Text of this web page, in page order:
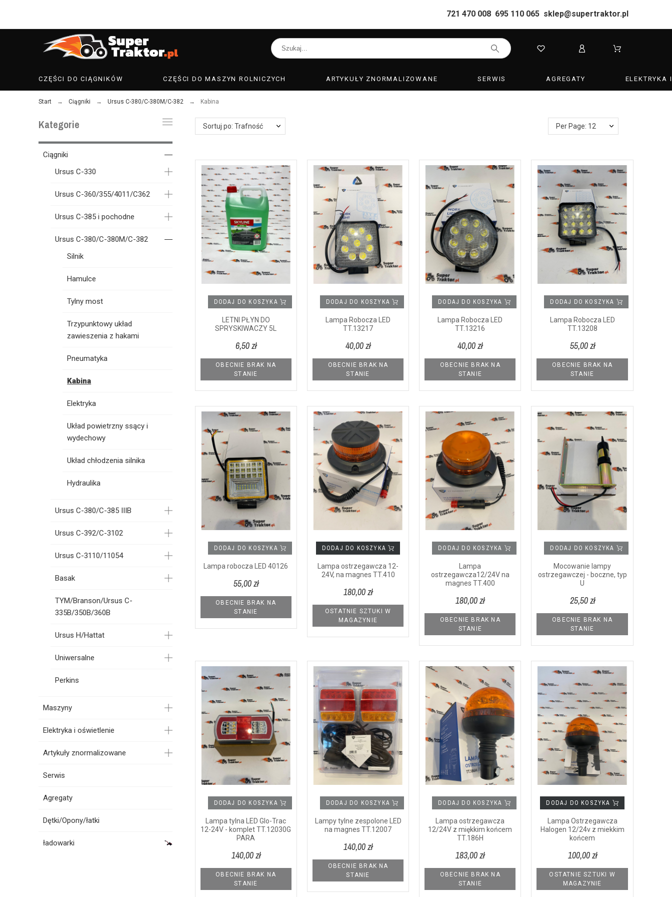
721 470 008 695 110 065 sklep@supertraktor.pl
CZĘŚCI DO CIĄGNIKÓW CZĘŚCI DO MASZYN ROLNICZYCH ARTYKUŁY ZNORMALIZOWANE SERWIS AGREGATY ELEKTRYKA
Start Ciągniki Ursus C-380/C-380M/C-382 Kabina
Kategorie
Ciągniki
Ursus C-330
Ursus C-360/355/4011/C362
Ursus C-385 i pochodne
Ursus C-380/C-380M/C-382
Silnik
Hamulce
Tylny most
Trzypunktowy układ
zawieszenia z hakami
Pneumatyka
Kabina
Elektryka
Układ powietrzny ssący i
wydechowy
Układ chłodzenia silnika
Hydraulika
Ursus C-380/C-385 IIIB
Ursus C-392/C-3102
Ursus C-3110/11054
Basak
TYM/Branson/Ursus C-
335B/350B/360B
Ursus H/Hattat
Uniwersalne
Perkins
Maszyny
Elektryka i oświetlenie
Artykuły znormalizowane
Serwis
Agregaty
Dętki/Opony/łatki
ładowarki
Sortuj po: Trafność Per Page: 12
DODAJ DO KOSZYKA
LETNI PŁYN DO
SPRYSKIWACZY 5L
6,50 zł
OBECNIE BRAK NA
STANIE
DODAJ DO KOSZYKA
Lampa Robocza LED
TT.13217
40,00 zł
OBECNIE BRAK NA
STANIE
DODAJ DO KOSZYKA
Lampa Robocza LED
TT.13216
40,00 zł
OBECNIE BRAK NA
STANIE
DODAJ DO KOSZYKA
Lampa Robocza LED
TT.13208
55,00 zł
OBECNIE BRAK NA
STANIE
DODAJ DO KOSZYKA
Lampa robocza LED 40126
55,00 zł
OBECNIE BRAK NA
STANIE
DODAJ DO KOSZYKA
Lampa ostrzegawcza 12-
24V, na magnes TT.410
180,00 zł
OSTATNIE SZTUKI W
MAGAZYNIE
DODAJ DO KOSZYKA
Lampa
ostrzegawcza12/24V na
magnes TT.400
180,00 zł
OBECNIE BRAK NA
STANIE
DODAJ DO KOSZYKA
Mocowanie lampy
ostrzegawczej - boczne, typ
U
25,50 zł
OBECNIE BRAK NA
STANIE
DODAJ DO KOSZYKA
Lampa tylna LED Glo-Trac
12-24V - komplet TT.12030G
PARA
140,00 zł
OBECNIE BRAK NA
STANIE
DODAJ DO KOSZYKA
Lampy tylne zespolone LED
na magnes TT.12007
140,00 zł
OBECNIE BRAK NA
STANIE
DODAJ DO KOSZYKA
Lampa ostrzegawcza
12/24V z miękkim końcem
TT.186H
183,00 zł
OBECNIE BRAK NA
STANIE
DODAJ DO KOSZYKA
Lampa Ostrzegawcza
Halogen 12/24v z miekkim
końcem
100,00 zł
OSTATNIE SZTUKI W
MAGAZYNIE